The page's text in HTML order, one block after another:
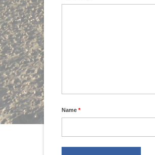
Name *